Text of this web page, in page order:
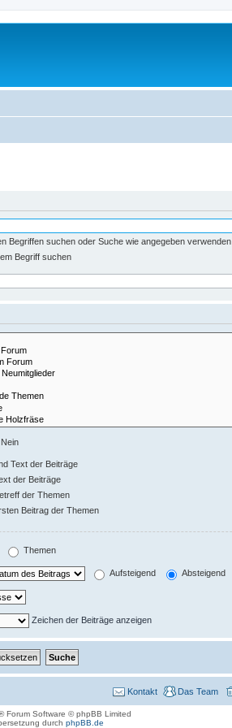
Begriffen suchen oder Suche wie angegeben verwenden
Begriff suchen
Nein
Text der Beiträge
der Beiträge
der Themen
Beitrag der Themen
Themen
Aufsteigend Absteigend
Zeichen der Beiträge anzeigen
Das Team
Kontakt
Forum Software © phpBB Limited
durch phpBB.de